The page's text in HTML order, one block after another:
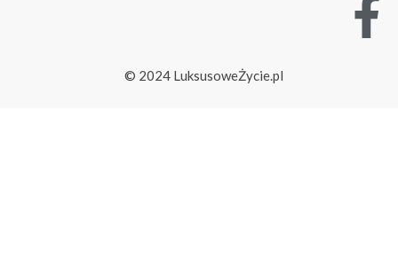
© 2024 LuksusoweŻycie.pl